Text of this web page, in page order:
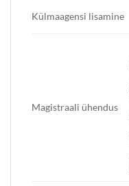
Külmaagensi lisamine
Magistraali ühendus